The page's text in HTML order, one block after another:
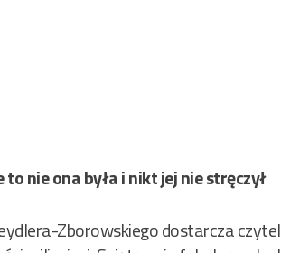
nie ona była i nikt jej nie stręczył
Zborowskiego dostarcza